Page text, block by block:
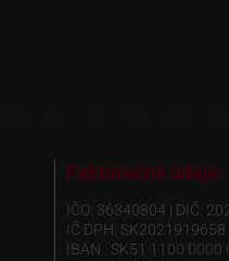
Fakturačné údaje
IČO: 36340804 | DIČ:
IČ DPH: SK2021919658
IBAN : SK51 1100